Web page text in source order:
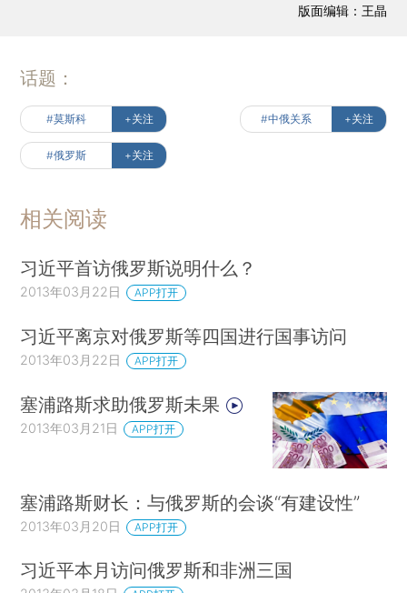
版面编辑：王晶
话题：
#莫斯科 +关注 #中俄关系 +关注
#俄罗斯 +关注
相关阅读
习近平首访俄罗斯说明什么？
2013年03月22日 APP打开
习近平离京对俄罗斯等四国进行国事访问
2013年03月22日 APP打开
塞浦路斯求助俄罗斯未果
2013年03月21日 APP打开
塞浦路斯财长：与俄罗斯的会谈“有建设性”
2013年03月20日 APP打开
习近平本月访问俄罗斯和非洲三国